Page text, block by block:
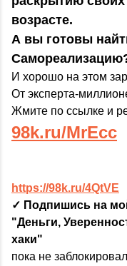
возрасте.
А вы готовы
И хорошо на этом
От эксперта-
Жмите по ссылке и
98k.ru/MrEcc
https://98k.ru/4QtVE
✓ Подпишись на
"Деньги,
хаки"
пока не